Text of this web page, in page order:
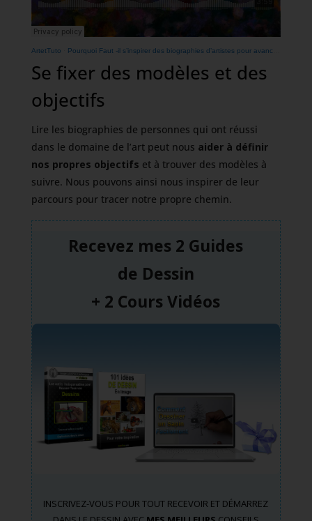
ArtetTuto Pourquoi Faut -il s’inspirer des biographies d’artistes pour avancer dans son art
Se fixer des modèles et des
objectifs
Lire les biographies de personnes qui ont réussi
dans le domaine de l’art peut nous aider à définir
nos propres objectifs et à trouver des modèles à
suivre. Nous pouvons ainsi nous inspirer de leur
parcours pour tracer notre propre chemin.
Recevez mes 2 Guides
de Dessin
+ 2 Cours Vidéos
INSCRIVEZ-VOUS POUR TOUT RECEVOIR ET DÉMARREZ